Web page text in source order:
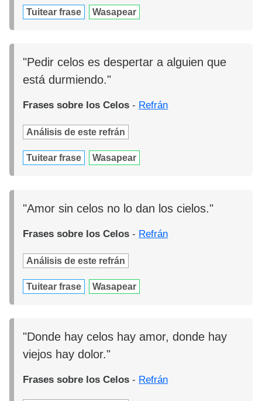
Tuitear frase Wasapear
"Pedir celos es despertar a alguien que
está durmiendo."
Frases sobre los Celos - Refrán
Análisis de este refrán
Tuitear frase Wasapear
"Amor sin celos no lo dan los cielos."
Frases sobre los Celos - Refrán
Análisis de este refrán
Tuitear frase Wasapear
"Donde hay celos hay amor, donde hay
viejos hay dolor."
Frases sobre los Celos - Refrán